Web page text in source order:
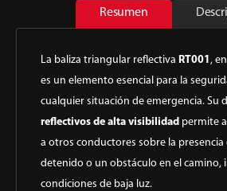
Resumen
La baliza triangular reflectiva RT001 ,
es un elemento esencial para la
cualquier situación de emergencia. Su
reflectivos de alta visibilidad permite
a otros conductores sobre la
detenido o un obstáculo en el camino,
condiciones de baja luz.